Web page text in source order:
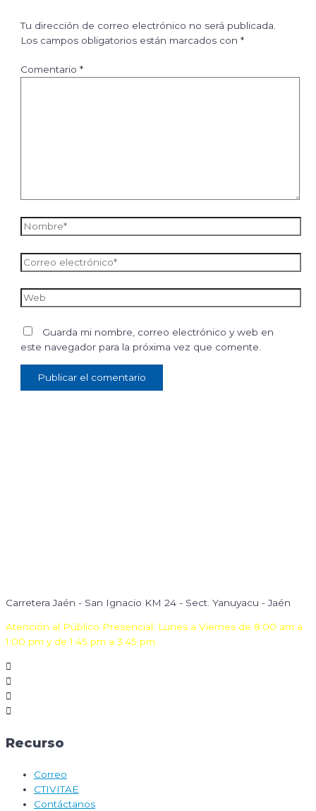
Tu dirección de correo electrónico no será publicada.
Los campos obligatorios están marcados con*
Comentario*
Nombre*
Correo
electrónico*
Web
Guarda mi nombre, correo electrónico y web en
este navegador para la próxima vez que comente.
Carretera Jaén - San Ignacio KM 24 - Sect. Yanuyacu - Jaén
Atención al Público Presencial: Lunes a Viernes de 8:00 am a
1:00 pm y de 1:45 pm a 3:45 pm.
Recurso
Correo
CTIVITAE
Contáctanos